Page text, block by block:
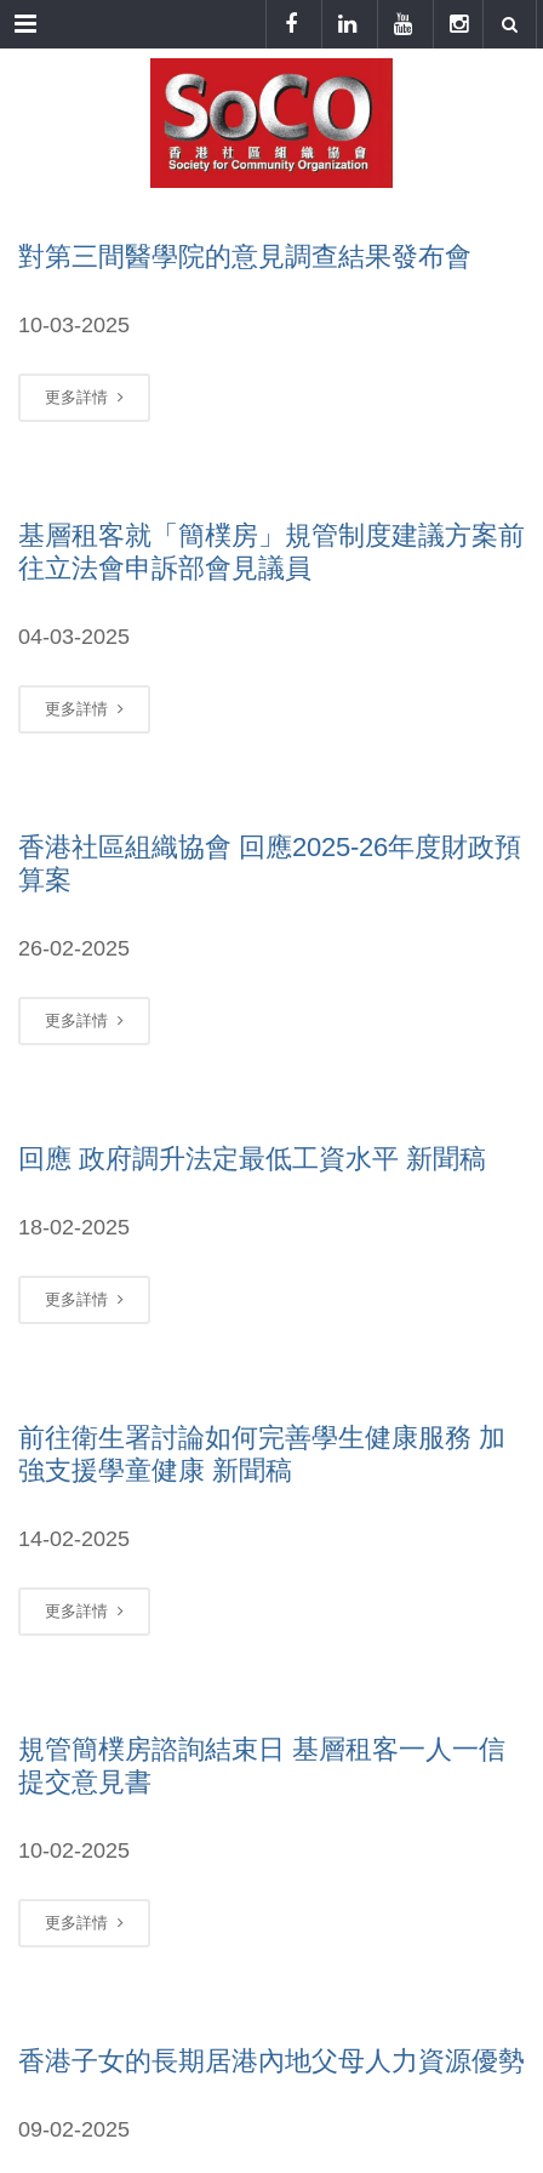
Menu
對第三間醫學院的意見調查結果發布會
10-03-2025
更多詳情
基層租客就「簡樸房」規管制度建議方案前
往立法會申訴部會見議員
04-03-2025
更多詳情
香港社區組織協會 回應2025-26年度財政預
算案
26-02-2025
更多詳情
回應 政府調升法定最低工資水平 新聞稿
18-02-2025
更多詳情
前往衛生署討論如何完善學生健康服務 加
強支援學童健康 新聞稿
14-02-2025
更多詳情
規管簡樸房諮詢結束日 基層租客一人一信
提交意見書
10-02-2025
更多詳情
香港子女的長期居港內地父母人力資源優勢
09-02-2025